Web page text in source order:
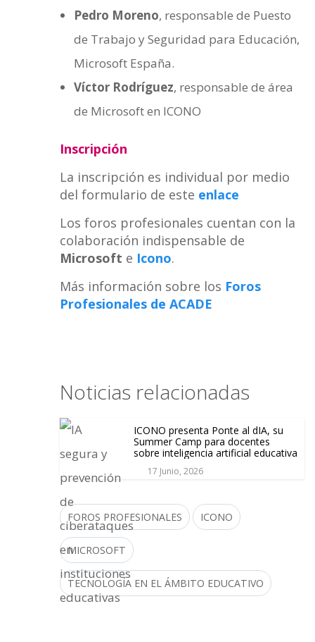
Pedro Moreno, responsable de Puesto
de Trabajo y Seguridad para Educación,
Microsoft España.
Víctor Rodríguez, responsable de área
de Microsoft en ICONO
Inscripción
La inscripción es individual por medio
del formulario de este enlace
Los foros profesionales cuentan con la
colaboración indispensable de
Microsoft e Icono.
Más información sobre los Foros
Profesionales de ACADE
Noticias relacionadas
17 Junio, 2026
ICONO presenta Ponte al dIA, su
Summer Camp para docentes
sobre inteligencia artificial educativa
FOROS PROFESIONALES ICONO
MICROSOFT
TECNOLOGÍA EN EL ÁMBITO EDUCATIVO